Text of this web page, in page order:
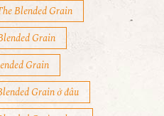
Blended Grain
Grain
Grain
Grain ở đâu